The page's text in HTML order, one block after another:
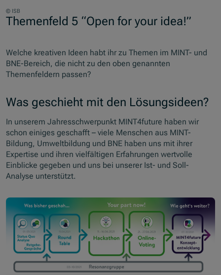
© ISB
Themenfeld 5 “Open for your idea!”
Welche kreativen Ideen habt ihr zu Themen im MINT- und
BNE-Bereich, die nicht zu den oben genannten
Themenfeldern passen?
Was geschieht mit den Lösungsideen?
In unserem Jahresschwerpunkt MINT4future haben wir
schon einiges geschafft – viele Menschen aus MINT-
Bildung, Umweltbildung und BNE haben uns mit ihrer
Expertise und ihren vielfältigen Erfahrungen wertvolle
Einblicke gegeben und uns bei unserer Ist- und Soll-
Analyse unterstützt.